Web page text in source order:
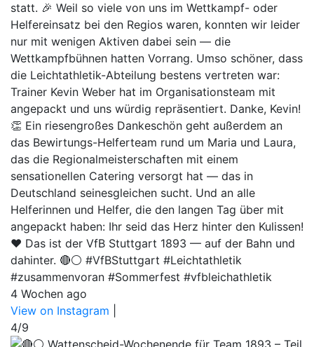
statt. 🎉 Weil so viele von uns im Wettkampf- oder
Helfereinsatz bei den Regios waren, konnten wir leider
nur mit wenigen Aktiven dabei sein — die
Wettkampfbühnen hatten Vorrang. Umso schöner, dass
die Leichtathletik-Abteilung bestens vertreten war:
Trainer Kevin Weber hat im Organisationsteam mit
angepackt und uns würdig repräsentiert. Danke, Kevin!
👏 Ein riesengroßes Dankeschön geht außerdem an
das Bewirtungs-Helferteam rund um Maria und Laura,
das die Regionalmeisterschaften mit einem
sensationellen Catering versorgt hat — das in
Deutschland seinesgleichen sucht. Und an alle
Helferinnen und Helfer, die den langen Tag über mit
angepackt haben: Ihr seid das Herz hinter den Kulissen!
❤️ Das ist der VfB Stuttgart 1893 — auf der Bahn und
dahinter. 🔴⚪ #VfBStuttgart #Leichtathletik
#zusammenvoran #Sommerfest #vfbleichathletik
4 Wochen ago
View on Instagram
4/9